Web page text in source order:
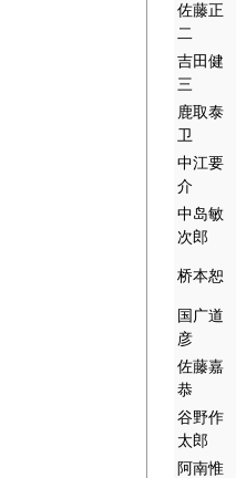
佐藤正
二
吉田健
三
鹿取泰
卫
中江要
介
中岛敏
次郎
桥本恕
国广道
彦
佐藤嘉
恭
谷野作
太郎
阿南惟